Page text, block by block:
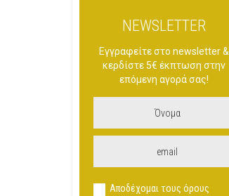
NEWSLETTER
Εγγραφείτε στο newsletter &
κερδίστε 5€ έκπτωση στην
επόμενη αγορά σας!
Αποδέχομαι τους όρους